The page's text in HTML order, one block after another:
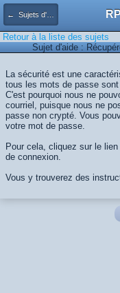
← Sujets d'aide
Retour à la liste des sujets
Sujet d'aide :
La sécurité est une
tous les mots de passe
C'est pourquoi nous ne
courriel, puisque nous ne
passe non crypté. Vous
votre mot de passe.
Pour cela, cliquez sur le lien
de connexion.
Vous y trouverez des